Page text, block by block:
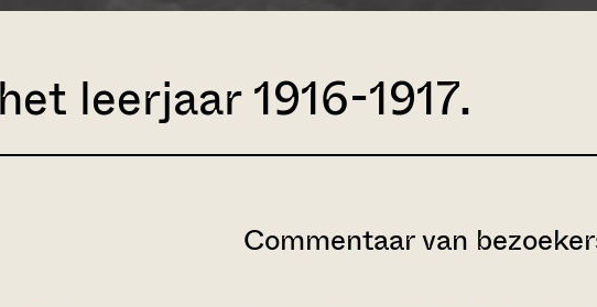
leerjaar 1916-1917.
Commentaar van